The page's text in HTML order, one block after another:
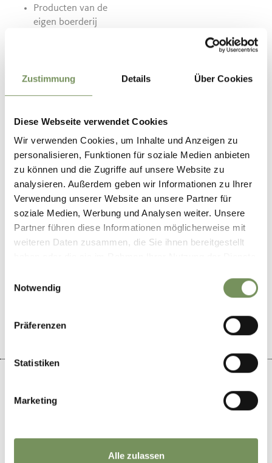
Zustimmung Details Über Cookies
Diese Webseite verwendet Cookies
Wir verwenden Cookies, um Inhalte und Anzeigen zu
personalisieren, Funktionen für soziale Medien anbieten
zu können und die Zugriffe auf unsere Website zu
analysieren. Außerdem geben wir Informationen zu Ihrer
Verwendung unserer Website an unsere Partner für
soziale Medien, Werbung und Analysen weiter. Unsere
Partner führen diese Informationen möglicherweise mit
weiteren Daten zusammen, die Sie ihnen bereitgestellt
Notwendig
Präferenzen
Statistiken
Marketing
Alle zulassen
Producten van de
eigen boerderij
Lamsvleesweken
39016
info@arnstein.it
www.arnstein.it
T+39 0473 798121
NO
−